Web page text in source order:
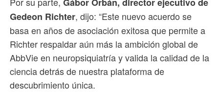
Gábor Orbán, director ejecutivo de
Gedeon Richter, dijo: “Este nuevo acuerdo se
basa en años de asociación exitosa que permite a
Richter respaldar aún más la ambición global de
AbbVie en neuropsiquiatría y valida la calidad de la
ciencia detrás de nuestra plataforma de
descubrimiento única.